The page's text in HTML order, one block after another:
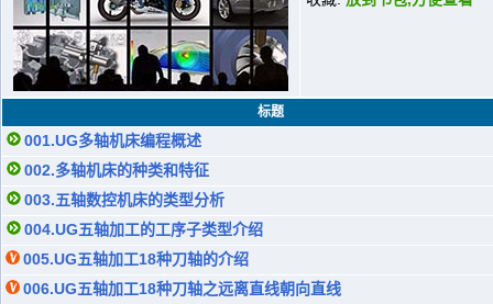
标题
001.UG多轴机床编程概述
002.多轴机床的种类和特征
003.五轴数控机床的类型分析
004.UG五轴加工的工序子类型介绍
005.UG五轴加工18种刀轴的介绍
006.UG五轴加工18种刀轴之远离直线朝向直线